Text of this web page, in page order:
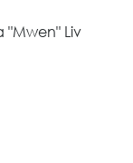
"Mwen" Liv